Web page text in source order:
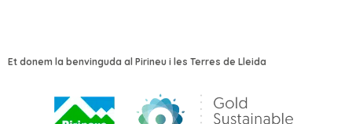
Et donem la benvinguda al Pirineu i les Terres de Lleida